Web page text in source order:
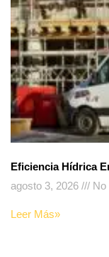
Eficiencia Hídrica
agosto 3, 2026
Leer Más»